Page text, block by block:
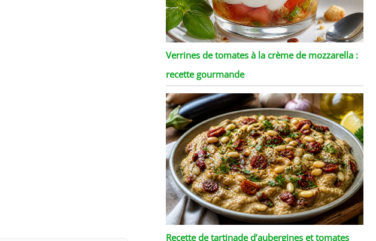
Verrines de tomates à la crème de mozzarella :
recette gourmande
Recette de tartinade d’aubergines et tomates